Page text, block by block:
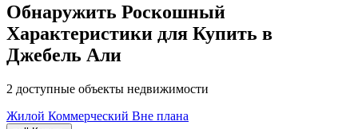
Обнаружить Роскошный
Характеристики для Купить в
Джебель Али
2 доступные объекты недвижимости
Жилой Коммерческий Вне плана